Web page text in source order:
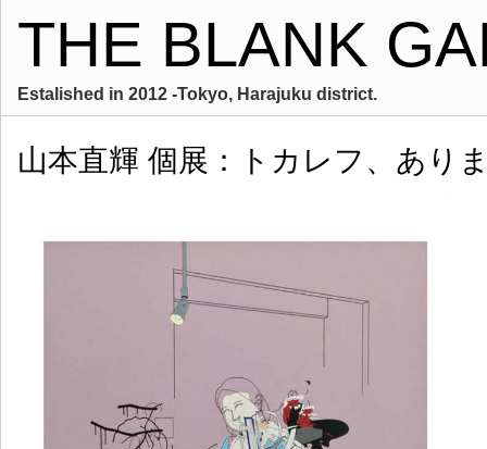
THE BLANK
Estalished in 2012 -Tokyo, Harajuku district.
山本直輝 個展：トカレフ、あり